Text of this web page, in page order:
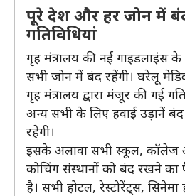
पूरे देश और हर जोन में
गतिविधियां
गृह मंत्रालय की नई गाइडलाइंस
सभी जोन में बंद रहेंगी। घरेलू
गृह मंत्रालय द्वारा मंजूर की गई
अन्य सभी के लिए हवाई उड़ानें बंद
रहेगी।
इसके अलावा सभी स्कूल,
कोचिंग संस्थानों को बंद रखने का
है। सभी होटल, रेस्टोरेंट्स, सिनेमा